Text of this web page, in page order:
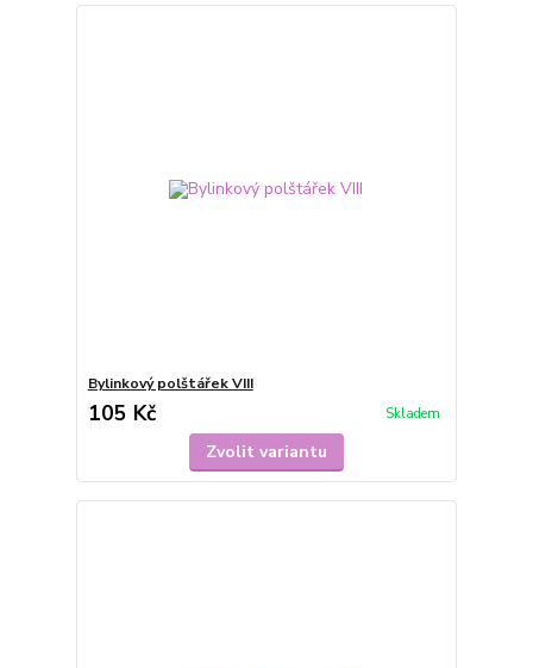
Bylinkový polštářek VIII
105 Kč Skladem
Zvolit variantu